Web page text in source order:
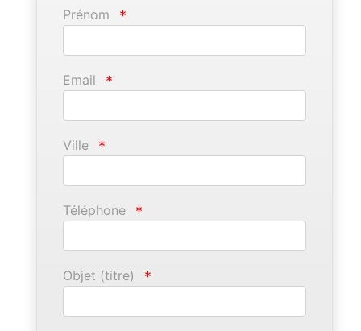
Prénom *
Email *
Ville *
Téléphone *
Objet (titre) *